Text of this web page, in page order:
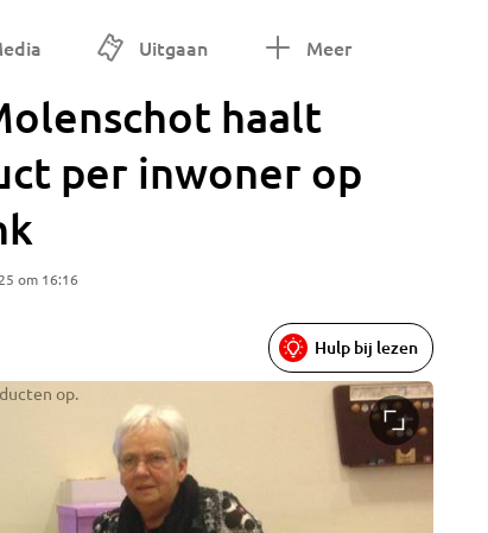
Uitgaan Meer
haalt
per inwoner op
om 16:16
op.
Hulp bij lezen